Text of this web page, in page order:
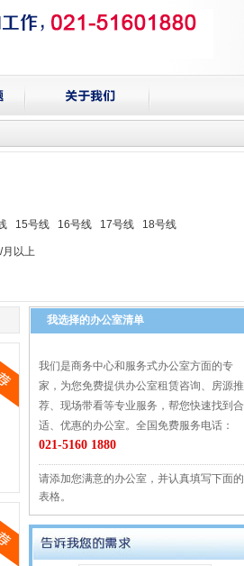
15号线 16号线 17号线 18号线
月以上
我选择的办公室清单
我们是商务中心和服务式办公室方面的专
家，为您免费提供办公室租赁咨询、房源推
荐、现场带看等专业服务，帮您快速找到合
适、优惠的办公室。全国免费服务电话：
021-5160 1880
请添加您满意的办公室，并认真填写下面的
表格。